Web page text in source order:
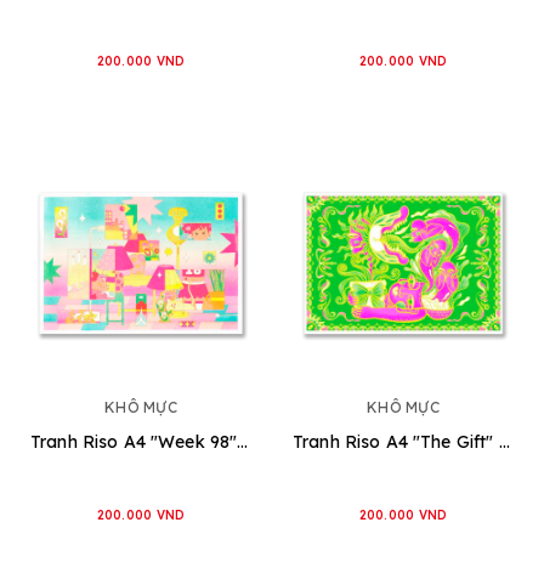
200.000 VND 200.000 VND
KHÔ MỰC
Tranh Riso A4 "Week 98" [MMMM08]
200.000 VND
KHÔ MỰC
Tranh Riso A4 "The Gift" [MMMM07]
200.000 VND